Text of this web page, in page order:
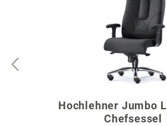
Hochlehner Jumbo
Chefsessel